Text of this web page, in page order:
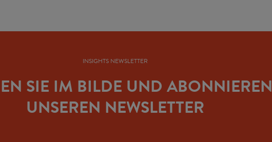
INSIGHTS NEWSLETTER
SIE IM BILDE UND ABONNIEREN
UNSEREN NEWSLETTER